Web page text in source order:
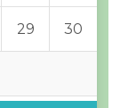
29 30